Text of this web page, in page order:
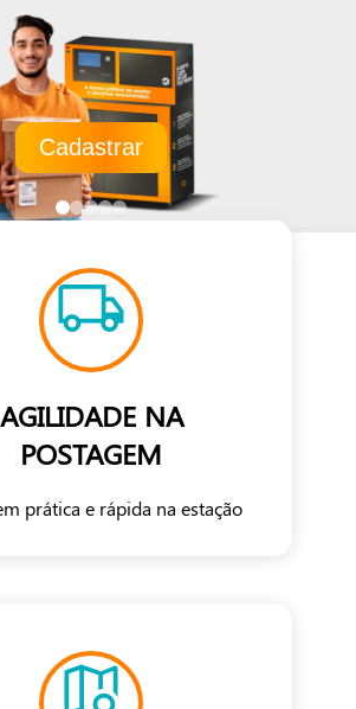
Cadastrar
AGILIDADE NA
POSTAGEM
prática e rápida na estação